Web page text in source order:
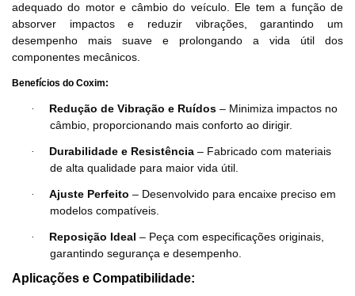
adequado do motor e câmbio do veículo. Ele tem a função de
absorver impactos e reduzir vibrações, garantindo um
desempenho mais suave e prolongando a vida útil dos
componentes mecânicos.
Benefícios do Coxim:
· Redução de Vibração e Ruídos – Minimiza impactos no
câmbio, proporcionando mais conforto ao dirigir.
· Durabilidade e Resistência – Fabricado com materiais
de alta qualidade para maior vida útil.
· Ajuste Perfeito – Desenvolvido para encaixe preciso em
modelos compatíveis.
· Reposição Ideal – Peça com especificações originais,
garantindo segurança e desempenho.
Aplicações e Compatibilidade: